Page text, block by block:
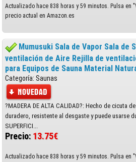
Actualizado hace 838 horas y 59 minutos. Pulsa en
precio actual en Amazon.es
Mumusuki Sala de Vapor Sala de
ventilación de Aire Rejilla de
para Equipos de Sauna Material
Categoría: Saunas
?MADERA DE ALTA CALIDAD?: Hecho de cicuta
duradero, resistente al desgaste y puede usarse
SUPERFICI...
Precio: 13.75€
Actualizado hace 838 horas y 59 minutos. Pulsa en